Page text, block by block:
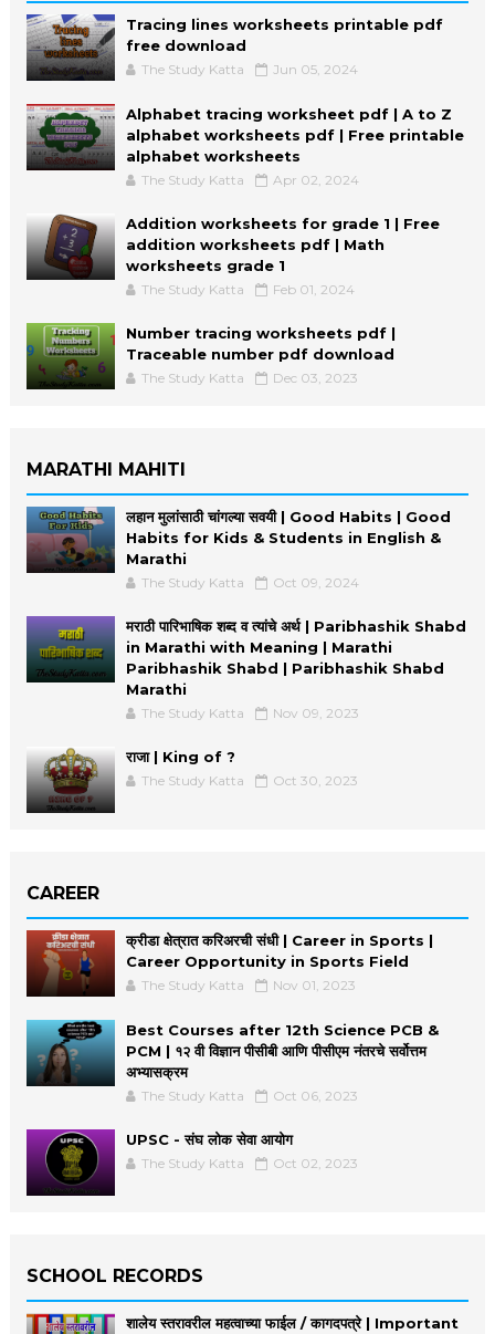
Tracing lines worksheets printable pdf
free download
The Study Katta Jun 05, 2024
Alphabet tracing worksheet pdf | A to Z
alphabet worksheets pdf | Free printable
alphabet worksheets
The Study Katta Apr 02, 2024
Addition worksheets for grade 1 | Free
addition worksheets pdf | Math
worksheets grade 1
The Study Katta Feb 01, 2024
Number tracing worksheets pdf |
Traceable number pdf download
The Study Katta Dec 03, 2023
MARATHI MAHITI
लहान मुलांसाठी चांगल्या सवयी | Good Habits | Good
Habits for Kids & Students in English &
Marathi
The Study Katta Oct 09, 2024
मराठी पारिभाषिक शब्द व त्यांचे अर्थ | Paribhashik Shabd
in Marathi with Meaning | Marathi
Paribhashik Shabd | Paribhashik Shabd
Marathi
The Study Katta Nov 09, 2023
राजा | King of ?
The Study Katta Oct 30, 2023
CAREER
क्रीडा क्षेत्रात करिअरची संधी | Career in Sports |
Career Opportunity in Sports Field
The Study Katta Nov 01, 2023
Best Courses after 12th Science PCB &
PCM | १२ वी विज्ञान पीसीबी आणि पीसीएम नंतरचे सर्वोत्तम
अभ्यासक्रम
The Study Katta Oct 06, 2023
UPSC - संघ लोक सेवा आयोग
The Study Katta Oct 02, 2023
SCHOOL RECORDS
शालेय स्तरावरील महत्वाच्या फाईल / कागदपत्रे | Important